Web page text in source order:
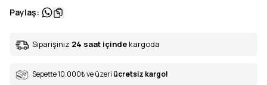
Paylaş:
Siparişiniz 24 saat içinde kargoda
Sepette 10.000₺ve üzeri ücretsiz kargo!